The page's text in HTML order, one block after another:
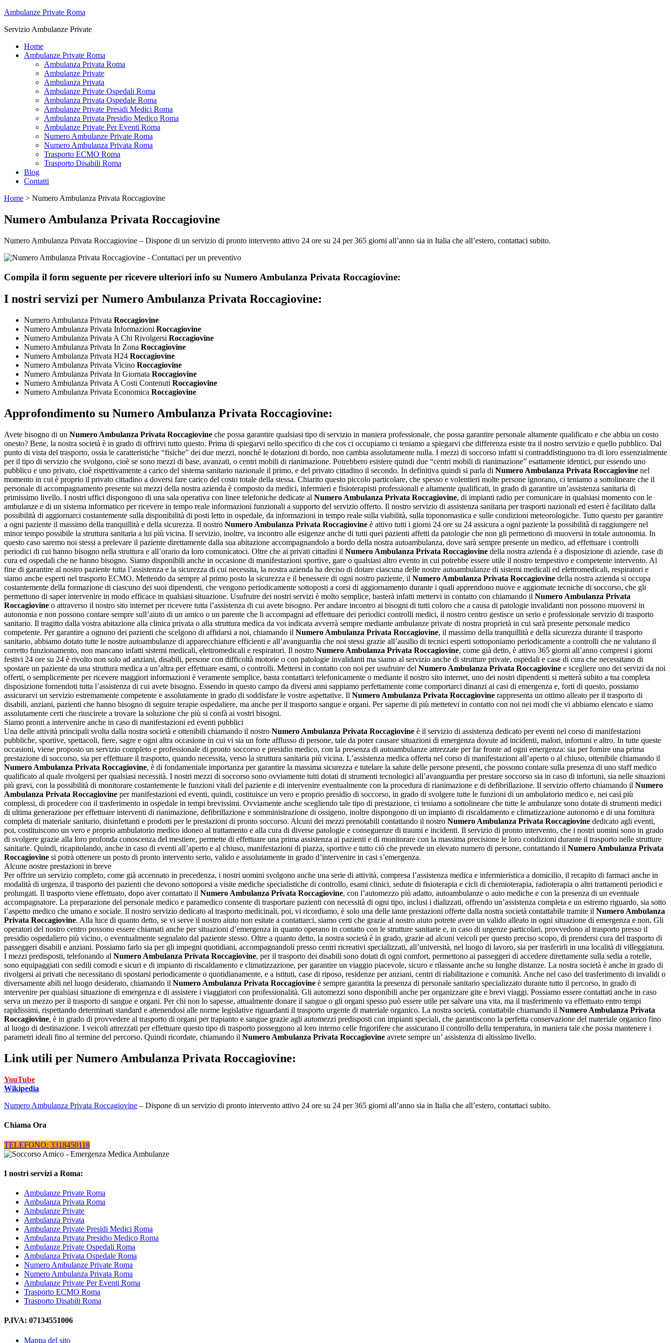
Ambulanze Private Roma
Servizio Ambulanze Private
Home
Ambulanze Private Roma
Ambulanza Privata Roma
Ambulanze Private
Ambulanza Privata
Ambulanze Private Ospedali Roma
Ambulanza Privata Ospedale Roma
Ambulanze Private Presidi Medici Roma
Ambulanza Privata Presidio Medico Roma
Ambulanze Private Per Eventi Roma
Numero Ambulanze Private Roma
Numero Ambulanza Privata Roma
Trasporto ECMO Roma
Trasporto Disabili Roma
Blog
Contatti
Home > Numero Ambulanza Privata Roccagiovine
Numero Ambulanza Privata Roccagiovine
Numero Ambulanza Privata Roccagiovine – Dispone di un servizio di pronto intervento attivo 24 ore su 24 per 365 giorni all’anno sia in Italia che all’estero, contattaci subito.
Compila il form seguente per ricevere ulteriori info su Numero Ambulanza Privata Roccagiovine:
I nostri servizi per Numero Ambulanza Privata Roccagiovine:
Numero Ambulanza Privata Roccagiovine
Numero Ambulanza Privata Informazioni Roccagiovine
Numero Ambulanza Privata A Chi Rivolgersi Roccagiovine
Numero Ambulanza Privata In Zona Roccagiovine
Numero Ambulanza Privata H24 Roccagiovine
Numero Ambulanza Privata Vicino Roccagiovine
Numero Ambulanza Privata In Giornata Roccagiovine
Numero Ambulanza Privata A Costi Contenuti Roccagiovine
Numero Ambulanza Privata Economica Roccagiovine
Approfondimento su Numero Ambulanza Privata Roccagiovine:
Avete bisogno di un Numero Ambulanza Privata Roccagiovine che possa garantire qualsiasi tipo di servizio in maniera professionale, che possa garantire personale altamente qualificato e che abbia un costo
onesto? Bene, la nostra società è in grado di offrirvi tutto questo. Prima di spiegarvi nello specifico di che cos ci occupiamo ci teniamo a spiegarvi che differenza esiste tra il nostro servizio e quello pubblico. Dal
punto di vista del trasporto, ossia le caratteristiche “fisiche” dei due mezzi, nonché le dotazioni di bordo, non cambia assolutamente nulla. I mezzi di soccorso infatti si contraddistinguono tra di loro essenzialmente
per il tipo di servizio che svolgono, cioè se sono mezzi di base, avanzati, o centri mobili di rianimazione. Potrebbero esistere quindi due “centri mobili di rianimazione” esattamente identici, pur essendo uno
pubblico e uno privato, cioè rispettivamente a carico del sistema sanitario nazionale il primo, e del privato cittadino il secondo. In definitiva quindi si parla di Numero Ambulanza Privata Roccagiovine nel
momento in cui è proprio il privato cittadino a doversi fare carico del costo totale della stessa. Chiarito questo piccolo particolare, che spesso e volentieri molte persone ignorano, ci teniamo a sottolineare che il
personale di accompagnamento presente sui mezzi della nostra azienda è composto da medici, infermieri e fisioterapisti professionali e altamente qualificati, in grado di garantire un’assistenza sanitaria di
primissimo livello. I nostri uffici dispongono di una sala operativa con linee telefoniche dedicate al Numero Ambulanza Privata Roccagiovine, di impianti radio per comunicare in qualsiasi momento con le
ambulanze e di un sistema informatico per ricevere in tempo reale informazioni funzionali a supporto del servizio offerto. Il nostro servizio di assistenza sanitaria per trasporti nazionali ed esteri è facilitato dalla
possibilità di aggiornarci costantemente sulla disponibilità di posti letto in ospedale, da informazioni in tempo reale sulla viabilità, sulla toponomastica e sulle condizioni meteorologiche. Tutto questo per garantire
a ogni paziente il massimo della tranquillità e della sicurezza. Il nostro Numero Ambulanza Privata Roccagiovine è attivo tutti i giorni 24 ore su 24 assicura a ogni paziente la possibilità di raggiungere nel
minor tempo possibile la struttura sanitaria a lui più vicina. Il servizio, inoltre, va incontro alle esigenze anche di tutti quei pazienti affetti da patologie che non gli permettono di muoversi in totale autonomia. In
questo caso saremo noi stessi a prelevare il paziente direttamente dalla sua abitazione accompagnandolo a bordo della nostra autoambulanza, dove sarà sempre presente un medico, ad effettuare i controlli
periodici di cui hanno bisogno nella struttura e all’orario da loro comunicatoci. Oltre che ai privati cittadini il Numero Ambulanza Privata Roccagiovine della nostra azienda è a disposizione di aziende, case di
cura ed ospedali che ne hanno bisogno. Siamo disponibili anche in occasione di manifestazioni sportive, gare o qualsiasi altro evento in cui potrebbe essere utile il nostro tempestivo e competente intervento. Al
fine di garantire al nostro paziente tutta l’assistenza e la sicurezza di cui necessita, la nostra azienda ha deciso di dotare ciascuna delle nostre autoambulanze di sistemi medicali ed elettromedicali, respiratori e
siamo anche esperti nel trasporto ECMO. Mettendo da sempre al primo posto la sicurezza e il benessere di ogni nostro paziente, il Numero Ambulanza Privata Roccagiovine della nostra azienda si occupa
costantemente della formazione di ciascuno dei suoi dipendenti, che vengono periodicamente sottoposti a corsi di aggiornamento durante i quali apprendono nuove e aggiornate tecniche di soccorso, che gli
permettono di saper intervenire in modo efficace in qualsiasi situazione. Usufruire dei nostri servizi è molto semplice, basterà infatti mettervi in contatto con chiamando il Numero Ambulanza Privata
Roccagiovine o attraverso il nostro sito internet per ricevere tutta l’assistenza di cui avete bisogno. Per andare incontro ai bisogni di tutti coloro che a causa di patologie invalidanti non possono muoversi in
autonomia e non possono contare sempre sull’aiuto di un amico o un parente che li accompagni ad effettuare dei periodici controlli medici, il nostro centro gestisce un serio e professionale servizio di trasporto
sanitario. Il tragitto dalla vostra abitazione alla clinica privata o alla struttura medica da voi indicata avverrà sempre mediante ambulanze private di nostra proprietà in cui sarà presente personale medico
competente. Per garantire a ognuno dei pazienti che scelgono di affidarsi a noi, chiamando il Numero Ambulanza Privata Roccagiovine, il massimo della tranquillità e della sicurezza durante il trasporto
sanitario, abbiamo dotato tutte le nostre autoambulanze di apparecchiature efficienti e all’avanguardia che noi stessi grazie all’ausilio di tecnici esperti sottoponiamo periodicamente a controlli che ne valutano il
corretto funzionamento, non mancano infatti sistemi medicali, elettromedicali e respiratori. Il nostro Numero Ambulanza Privata Roccagiovine, come già detto, è attivo 365 giorni all’anno compresi i giorni
festivi 24 ore su 24 è rivolto non solo ad anziani, disabili, persone con difficoltà motorie o con patologie invalidanti ma siamo al servizio anche di strutture private, ospedali e case di cura che necessitano di
spostare un paziente da una struttura medica a un’altra per effettuare esami, o controlli. Mettersi in contatto con noi per usufruire del Numero Ambulanza Privata Roccagiovine e scegliere uno dei servizi da noi
offerti, o semplicemente per ricevere maggiori informazioni è veramente semplice, basta contattarci telefonicamente o mediante il nostro sito internet, uno dei nostri dipendenti si metterà subito a tua completa
disposizione fornendoti tutta l’assistenza di cui avete bisogno. Essendo in questo campo da diversi anni sappiamo perfettamente come comportarci dinanzi ai casi di emergenza e, forti di questo, possiamo
assicurarvi un servizio estremamente competente e assolutamente in grado di soddisfare le vostre aspettative. Il Numero Ambulanza Privata Roccagiovine rappresenta un ottimo alleato per il trasporto di
disabili, anziani, pazienti che hanno bisogno di seguire terapie ospedaliere, ma anche per il trasporto sangue e organi. Per saperne di più mettetevi in contatto con noi nei modi che vi abbiamo elencato e siamo
assolutamente certi che riuscirete a trovare la soluzione che più si confà ai vostri bisogni.
Siamo pronti a intervenire anche in caso di manifestazioni ed eventi pubblici
Una delle attività principali svolta dalla nostra società e ottenibili chiamando il nostro Numero Ambulanza Privata Roccagiovine è il servizio di assistenza dedicato per eventi nel corso di manifestazioni
pubbliche, sportive, spettacoli, fiere, sagre e ogni altra occasione in cui vi sia un forte afflusso di persone, tale da poter causare situazioni di emergenza dovute ad incidenti, malori, infortuni e altro. In tutte queste
occasioni, viene proposto un servizio completo e professionale di pronto soccorso e presidio medico, con la presenza di autoambulanze attrezzate per far fronte ad ogni emergenza: sia per fornire una prima
prestazione di soccorso, sia per effettuare il trasporto, quando necessita, verso la struttura sanitaria più vicina. L’assistenza medica offerta nel corso di manifestazioni all’aperto o al chiuso, ottenibile chiamando il
Numero Ambulanza Privata Roccagiovine, è di fondamentale importanza per garantire la massima sicurezza e tutelare la salute delle persone presenti, che possono contare sulla presenza di uno staff medico
qualificato al quale rivolgersi per qualsiasi necessità. I nostri mezzi di soccorso sono ovviamente tutti dotati di strumenti tecnologici all’avanguardia per prestare soccorso sia in caso di infortuni, sia nelle situazioni
più gravi, con la possibilità di monitorare costantemente le funzioni vitali del paziente e di intervenire eventualmente con la procedura di rianimazione e di defibrillazione. Il servizio offerto chiamando il Numero
Ambulanza Privata Roccagiovine per manifestazioni ed eventi, quindi, costituisce un vero e proprio presidio di soccorso, in grado di svolgere tutte le funzioni di un ambulatorio medico e, nei casi più
complessi, di procedere con il trasferimento in ospedale in tempi brevissimi. Ovviamente anche scegliendo tale tipo di prestazione, ci teniamo a sottolineare che tutte le ambulanze sono dotate di strumenti medici
di ultima generazione per effettuare interventi di rianimazione, defibrillazione e somministrazione di ossigeno, inoltre dispongono di un impianto di riscaldamento e climatizzazione autonomo e di una fornitura
completa di materiale sanitario, disinfettanti e prodotti per le prestazioni di pronto soccorso. Alcuni dei mezzi prenotabili contattando il nostro Numero Ambulanza Privata Roccagiovine dedicato agli eventi,
poi, costituiscono un vero e proprio ambulatorio medico idoneo al trattamento e alla cura di diverse patologie e conseguenze di traumi e incidenti. Il servizio di pronto intervento, che i nostri uomini sono in grado
di svolgere grazie alla loro profonda conoscenza del mestiere, permette di effettuare una prima assistenza ai pazienti e di monitorare con la massima precisione le loro condizioni durante il trasporto nelle strutture
sanitarie. Quindi, ricapitolando, anche in caso di eventi all’aperto e al chiuso, manifestazioni di piazza, sportive e tutto ciò che prevede un elevato numero di persone, contattando il Numero Ambulanza Privata
Roccagiovine si potrà ottenere un posto di pronto intervento serio, valido e assolutamente in grado d’intervenire in casi s’emergenza.
Alcune nostre prestazioni in breve
Per offrire un servizio completo, come già accennato in precedenza, i nostri uomini svolgono anche una serie di attività, compresa l’assistenza medica e infermieristica a domicilio, il recapito di farmaci anche in
modalità di urgenza, il trasporto dei pazienti che devono sottoporsi a visite mediche specialistiche di controllo, esami clinici, sedute di fisioterapia e cicli di chemioterapia, radioterapia o altri trattamenti periodici e
prolungati. Il trasporto viene effettuato, dopo aver contattato il Numero Ambulanza Privata Roccagiovine, con l’automezzo più adatto, autoambulanze o auto mediche e con la presenza di un eventuale
accompagnatore. La preparazione del personale medico e paramedico consente di trasportare pazienti con necessità di ogni tipo, inclusi i dializzati, offrendo un’assistenza completa e un estremo riguardo, sia sotto
l’aspetto medico che umano e sociale. Il nostro servizio dedicato al trasporto medicinali, poi, vi ricordiamo, è solo una delle tante prestazioni offerte dalla nostra società contattabile tramite il Numero Ambulanza
Privata Roccagiovine. Alla luce di quanto detto, se vi serve il nostro aiuto non esitate a contattarci, siamo certi che grazie al nostro aiuto potrete avere un valido alleato in ogni situazione di emergenza e non. Gli
operatori del nostro centro possono essere chiamati anche per situazioni d’emergenza in quanto operano in contatto con le strutture sanitarie e, in caso di urgenze particolari, provvedono al trasporto presso il
presidio ospedaliero più vicino, o eventualmente segnalato dal paziente stesso. Oltre a quanto detto, la nostra società è in grado, grazie ad alcuni veicoli per questo preciso scopo, di prendersi cura del trasporto di
passeggeri disabili e anziani. Possiamo farlo sia per gli impegni quotidiani, accompagnandoli presso centri ricreativi specializzati, all’università, nel luogo di lavoro, sia per trasferirli in una località di villeggiatura.
I mezzi predisposti, telefonando al Numero Ambulanza Privata Roccagiovine, per il trasporto dei disabili sono dotati di ogni comfort, permettono ai passeggeri di accedere direttamente sulla sedia a rotelle,
sono equipaggiati con sedili comodi e sicuri e di impianto di riscaldamento e climatizzazione, per garantire un viaggio piacevole, sicuro e rilassante anche su lunghe distanze. La nostra società è anche in grado di
rivolgersi ai privati che necessitano di spostarsi periodicamente o quotidianamente, e a istituti, case di riposo, residenze per anziani, centri di riabilitazione e comunità. Anche nel caso del trasferimento di invalidi o
diversamente abili nel luogo desiderato, chiamando il Numero Ambulanza Privata Roccagiovine è sempre garantita la presenza di personale sanitario specializzato durante tutto il percorso, in grado di
intervenire per qualsiasi situazione di emergenza e di assistere i viaggiatori con professionalità. Gli automezzi sono disponibili anche per organizzare gite e brevi viaggi. Possiamo essere contattati anche in caso
serva un mezzo per il trasporto di sangue e organi. Per chi non lo sapesse, attualmente donare il sangue o gli organi spesso può essere utile per salvare una vita, ma il trasferimento va effettuato entro tempi
rapidissimi, rispettando determinati standard e attenendosi alle norme legislative riguardanti il trasporto urgente di materiale organico. La nostra società, contattabile chiamando il Numero Ambulanza Privata
Roccagiovine, è in grado di provvedere al trasporto di organi per trapianto e sangue grazie agli automezzi predisposti con impianti speciali, che garantiscono la perfetta conservazione del materiale organico fino
al luogo di destinazione. I veicoli attrezzati per effettuare questo tipo di trasporto posseggono al loro interno celle frigorifere che assicurano il controllo della temperatura, in maniera tale che possa mantenere i
parametri ideali fino al termine del percorso. Quindi ricordate, chiamando il Numero Ambulanza Privata Roccagiovine avrete sempre un’ assistenza di altissimo livello.
Link utili per Numero Ambulanza Privata Roccagiovine:
YouTube
Wikipedia
Numero Ambulanza Privata Roccagiovine – Dispone di un servizio di pronto intervento attivo 24 ore su 24 per 365 giorni all’anno sia in Italia che all’estero, contattaci subito.
Chiama Ora
TELEFONO: 3318450118
I nostri servizi a Roma:
Ambulanze Private Roma
Ambulanza Privata Roma
Ambulanze Private
Ambulanza Privata
Ambulanze Private Presidi Medici Roma
Ambulanza Privata Presidio Medico Roma
Ambulanze Private Ospedali Roma
Ambulanza Privata Ospedale Roma
Numero Ambulanze Private Roma
Numero Ambulanza Privata Roma
Ambulanze Private Per Eventi Roma
Trasporto ECMO Roma
Trasporto Disabili Roma
P.IVA: 07134551006
Mappa del sito